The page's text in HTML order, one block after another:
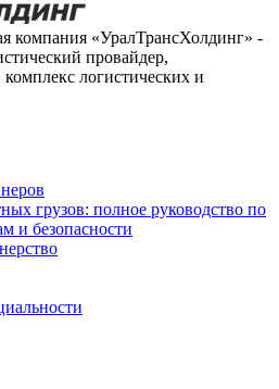
компания «УралТрансХолдинг» -
провайдер,
логистических и
грузов: полное руководство по
и безопасности